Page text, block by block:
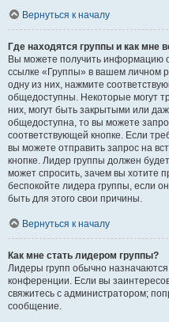
Вернуться к началу
Где находятся группы и как мне
Вы можете получить информацию
ссылке «Группы» в вашем личном
одну из них, нажмите
общедоступны. Некоторые могут
них, могут быть закрытыми или
общедоступна, то вы можете
соответствующей кнопке. Если
вы можете отправить запрос на
кнопке. Лидер группы должен
может спросить, зачем вы хотите
беспокойте лидера группы, если
быть для этого свои причины.
Вернуться к началу
Как мне стать лидером группы?
Лидеры групп обычно
конференции. Если вы
свяжитесь с администратором;
сообщение.